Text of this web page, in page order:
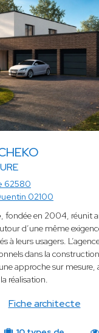
Fiche architecte
62580
02100
, fondée en 2004, réunit
d’une même
à leurs usagers.
dans la
approche sur
réalisation.